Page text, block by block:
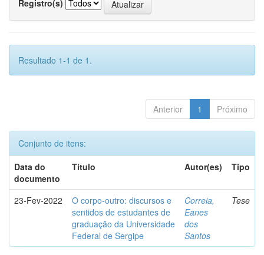
Registro(s)
Resultado 1-1 de 1.
Anterior 1 Próximo
Conjunto de itens:
Data do
documento
Título Autor(es) Tipo
23-Fev-2022
O corpo-outro: discursos e
sentidos de estudantes de
graduação da Universidade
Federal de Sergipe
Correia,
Eanes
dos
Santos
Tese